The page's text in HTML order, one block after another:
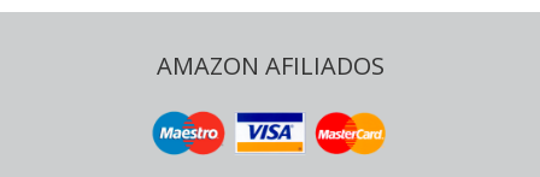
AMAZON AFILIADOS